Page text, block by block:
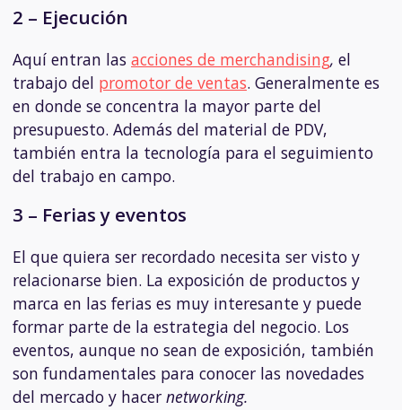
2 – Ejecución
Aquí entran las acciones de merchandising, el
trabajo del promotor de ventas. Generalmente es
en donde se concentra la mayor parte del
presupuesto. Además del material de PDV,
también entra la tecnología para el seguimiento
del trabajo en campo.
3 – Ferias y eventos
El que quiera ser recordado necesita ser visto y
relacionarse bien. La exposición de productos y
marca en las ferias es muy interesante y puede
formar parte de la estrategia del negocio. Los
eventos, aunque no sean de exposición, también
son fundamentales para conocer las novedades
del mercado y hacer networking.